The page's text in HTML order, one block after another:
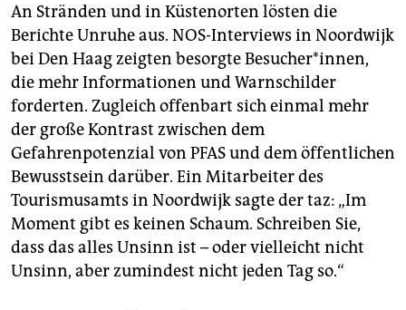
An Stränden und in Küstenorten lösten die
Berichte Unruhe aus. NOS-Interviews in Noordwijk
bei Den Haag zeigten besorgte Besucher*innen,
die mehr Informationen und Warnschilder
forderten. Zugleich offenbart sich einmal mehr
der große Kontrast zwischen dem
Gefahrenpotenzial von PFAS und dem öffentlichen
Bewusstsein darüber. Ein Mitarbeiter des
Tourismusamts in Noordwijk sagte der taz: „Im
Moment gibt es keinen Schaum. Schreiben Sie,
dass das alles Unsinn ist – oder vielleicht nicht
Unsinn, aber zumindest nicht jeden Tag so.“